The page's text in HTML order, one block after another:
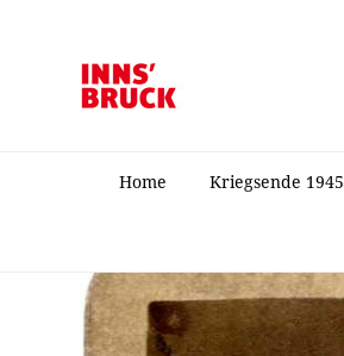
Home Kriegsende 1945